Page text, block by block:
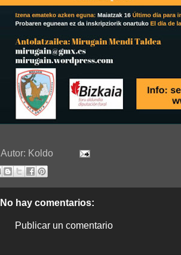
Autor: Koldo
No hay comentarios:
Publicar un comentario